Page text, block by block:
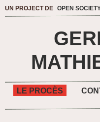
UN PROJECT DE OPEN
LE PROCÈS